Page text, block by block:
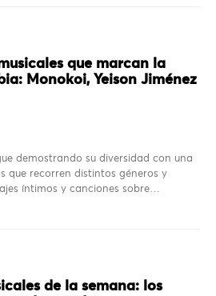
que marcan la
Monokoi, Yeison Jiménez
demostrando su diversidad con una
que recorren distintos géneros y
íntimos y canciones sobre…
de la semana: los